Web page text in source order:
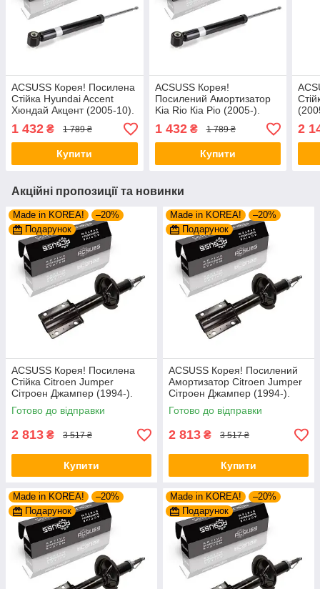
ACSUSS Корея! Посилена
Стійка Hyundai Accent
Хюндай Акцент (2005-10).
Задня. 317596 , 343398
1 432 ₴ 1 789 ₴
Купити
ACSUSS Корея!
Посилений Амортизатор
Kia Rio Кіа Ріо (2005-).
Задній. 317596 , 343398
1 432₴ 1 789 ₴
Купити
2
Акційні пропозиції та новинки
Made in KOREA!
–20%
Подарунок
ACSUSS Корея! Посилена
Стійка Citroen Jumper
Сітроен Джампер (1994-).
Передня. Шток 25mm.
280975 , 635853
Готово до відправки
2 813 ₴ 3 517 ₴
Купити
Made in KOREA!
–20%
Подарунок
ACSUSS Корея! Посилений
Амортизатор Citroen Jumper
Сітроен Джампер (1994-).
Передній. Шток 25mm.
280975 , 635853
Готово до відправки
2 813 ₴ 3 517 ₴
Купити
Made in KOREA!
–20%
Подарунок
Made in KOREA!
–20%
Подарунок